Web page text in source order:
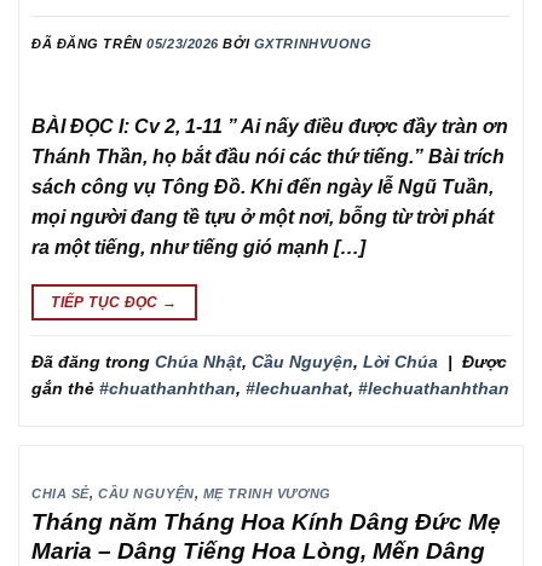
ĐÃ ĐĂNG TRÊN05/23/2026 BỞI GXTRINHVUONG
BÀI ĐỌC I: Cv 2, 1-11 ” Ai nấy điều được đầy tràn ơn
Thánh Thần, họ bắt đầu nói các thứ tiếng.” Bài trích
sách công vụ Tông Đồ. Khi đến ngày lễ Ngũ Tuần,
mọi người đang tề tựu ở một nơi, bỗng từ trời phát
ra một tiếng, như tiếng gió mạnh […]
TIẾP TỤC ĐỌC →
Đã đăng trong Chúa Nhật, Cầu Nguyện, Lời Chúa | Được
gắn thẻ #chuathanhthan, #lechuanhat, #lechuathanhthan
CHIA SẺ,CẦU NGUYỆN, MẸ TRINH VƯƠNG
Tháng năm Tháng Hoa Kính Dâng Đức Mẹ
Maria – Dâng Tiếng Hoa Lòng, Mến Dâng